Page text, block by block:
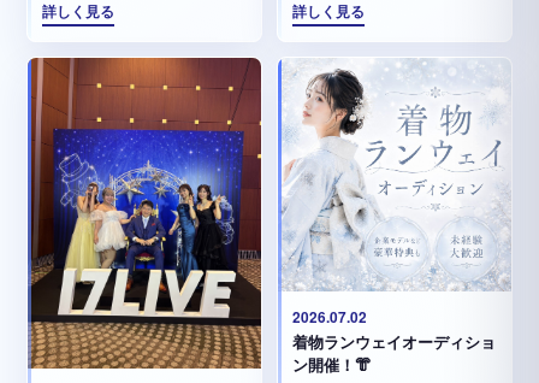
詳しく見る 詳しく見る
2026.07.02
着物ランウェイオーディショ
ン開催！👘